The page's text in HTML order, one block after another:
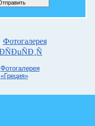
Фотогалерея
«Греция»